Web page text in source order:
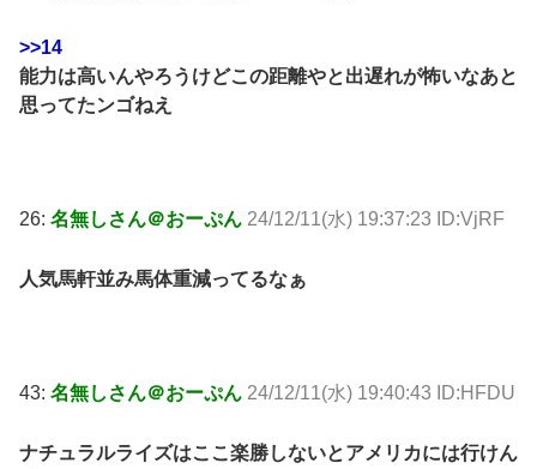
>>14
能力は高いんやろうけどこの距離やと出遅れが怖いなあと
思ってたンゴねえ
26: 名無しさん＠おーぷん 24/12/11(水) 19:37:23 ID:VjRF
人気馬軒並み馬体重減ってるなぁ
43: 名無しさん＠おーぷん 24/12/11(水) 19:40:43 ID:HFDU
ナチュラルライズはここ楽勝しないとアメリカには行けん